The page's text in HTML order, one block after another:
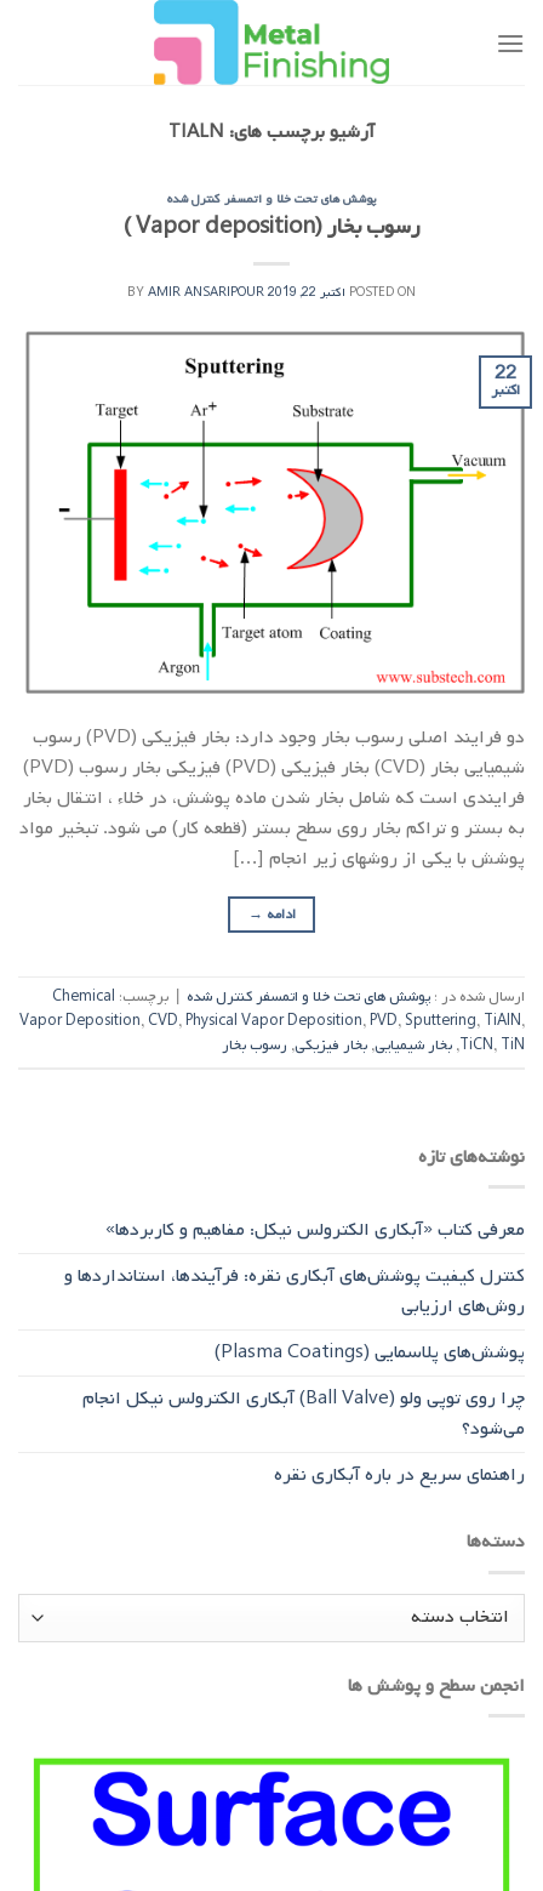
آرشیو برچسب های: TIALN
پوشش های تحت خلا و اتمسفر کنترل شده
رسوب بخار (Vapor deposition )
POSTED ON اکتبر 22, 2019 BYAMIR ANSARIPOUR
22
اکتبر
دو فرایند اصلی رسوب بخار وجود دارد: بخار فیزیکی (PVD) رسوب
شیمیایی بخار (CVD) بخار فیزیکی (PVD) فیزیکی بخار رسوب (PVD)
فرایندی است که شامل بخار شدن ماده پوشش، در خلاء ، انتقال بخار
به بستر و تراکم بخار روی سطح بستر (قطعه کار) می شود. تبخیر مواد
پوشش با یکی از روشهای زیر انجام […]
ادامه →
ارسال شده در : پوشش های تحت خلا و اتمسفر کنترل شده | برچسب: Chemical
Vapor Deposition, CVD, Physical Vapor Deposition, PVD, Sputtering, TiAlN,
TiCN, TiN
, بخار شیمیایی, بخار فیزیکی, رسوب بخار
نوشته‌های تازه
معرفی کتاب «آبکاری الکترولس نیکل: مفاهیم و کاربردها»
کنترل کیفیت پوشش‌های آبکاری نقره: فرآیندها، استانداردها و
روش‌های ارزیابی
پوشش‌های پلاسمایی (Plasma Coatings)
چرا روی توپی‌ ولو (Ball Valve) آبکاری الکترولس نیکل انجام
می‌شود؟
راهنمای سریع در باره آبکاری نقره
دسته‌ها
دسته‌ها
انجمن سطح و پوشش ها